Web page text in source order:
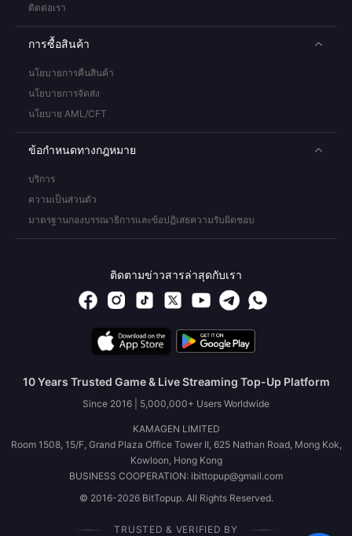
ติดต่อเรา
การซื้อสินค้า
นโยบายการคืนสินค้า
นโยบายการจัดส่ง
นโยบาย AML/CFT
ข้อกำหนดทางกฎหมาย
บริการ
ความเป็นส่วนตัว
มาตรฐานกองบรรณาธิการและข้อปฏิเสธความรับผิดชอบ
ติดตามข่าวสารล่าสุดกับเรา
10 Years Trusted Game & Live Streaming Top-Up Platform
Since 2016 | 5,000,000+ Users Worldwide
KAMAGEN LIMITED
Room 1508, 15/F, Grand Plaza Office Tower II, 625 Nathan Road, Mong Kok,
Kowloon, Hong Kong
BUSINESS COOPERATION: ibittopup@gmail.com
© 2016-2026 BitTopup. All Rights Reserved.
TRUSTED & VERIFIED BY